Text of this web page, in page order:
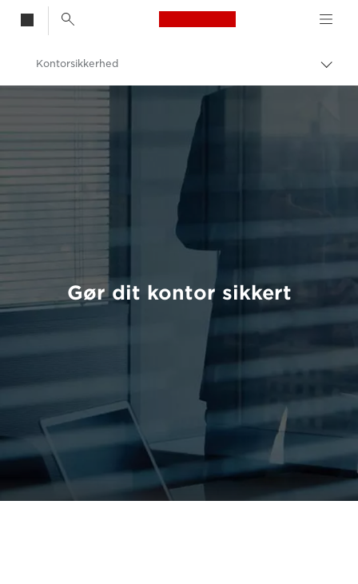
Canon Logo, back
Skift
Løsninger og services
Business Solutions
Kontorsikkerhed
Gør dit kontor sikkert